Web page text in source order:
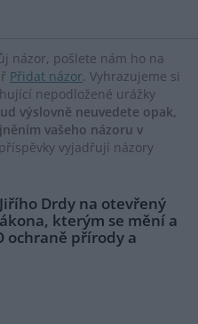
názor, pošlete nám ho na
Přidat názor. Vyhrazujeme si
nepodložené urážky
výslovně neuvedete opak,
vašeho názoru v
vyjadřují názory
Drdy na otevřený
kterým se mění a
ochraně přírody a